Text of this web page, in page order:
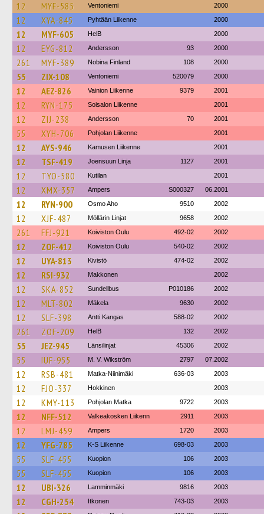
12 MYF-585 Ventoniemi 2000
12 XYA-845 Pyhtään Liikenne 2000
12 MYF-605 HelB 2000
12 EYG-812 Andersson 93 2000
261 MYF-389 Nobina Finland 108 2000
55 ZIX-108 Ventoniemi 520079 2000
12 AEZ-826 Vainion Liikenne 9379 2001
12 RYN-175 Soisalon Liikenne 2001
12 ZIJ-238 Andersson 70 2001
55 XYH-706 Pohjolan Liikenne 2001
12 AYS-946 Kamusen Liikenne 2001
12 TSF-419 Joensuun Linja 1127 2001
12 TYO-580 Kutilan 2001
12 XMX-357 Ampers S000327 06.2001
12 RYN-900 Osmo Aho 9510 2002
12 XJF-487 Möllärin Linjat 9658 2002
261 FFJ-921 Koiviston Oulu 492-02 2002
12 ZOF-412 Koiviston Oulu 540-02 2002
12 UYA-813 Kivistö 474-02 2002
12 RSI-932 Makkonen 2002
12 SKA-852 Sundellbus P010186 2002
12 MLT-802 Mäkela 9630 2002
12 SLF-398 Antti Kangas 588-02 2002
261 ZOF-209 HelB 132 2002
55 JEZ-945 Länsilinjat 45306 2002
55 IUF-955 M. V. Wikström 2797 07.2002
12 RSB-481 Matka-Niinimäki 636-03 2003
12 FJO-337 Hokkinen 2003
12 KMY-113 Pohjolan Matka 9722 2003
12 NFF-512 Valkeakosken Liikenn 2911 2003
12 LMJ-459 Ampers 1720 2003
12 YFG-785 K-S Liikenne 698-03 2003
55 SLF-455 Kuopion 106 2003
55 SLF-455 Kuopion 106 2003
12 UBI-326 Lamminmäki 9816 2003
12 CGH-254 Itkonen 743-03 2003